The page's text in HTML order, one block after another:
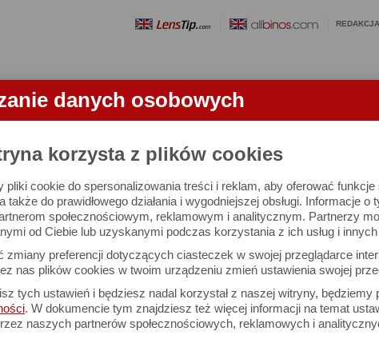
danych osobowych
korzysta z plików cookies
pliki cookie do spersonalizowania treści i reklam, aby oferować
także do prawidłowego działania i wygodniejszej obsługi. Informacje
społecznościowym, reklamowym i analitycznym. Partnerzy
od Ciebie lub uzyskanymi podczas korzystania z ich usług i
zmiany preferencji dotyczących ciasteczek w swojej przeglądarce
nas plików cookies w twoim urządzeniu zmień ustawienia swojej
tych ustawień i będziesz nadal korzystał z naszej witryny,
. W dokumencie tym znajdziesz też więcej informacji na temat
naszych partnerów społecznościowych, reklamowych i
REDAKCJA
APARATY OBIEKTYWY LORNETKI
znajduje się 2996 lornetek i 1581 ocen.
Możesz
własne
Proszę podać interesujące Cię parametry
Producent:
Model: